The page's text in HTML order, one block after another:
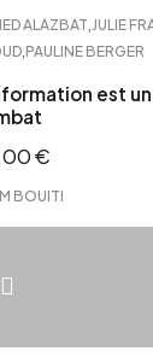
ALAZBAT JULIE
PAULINE BERGER
est
€
BOUITI